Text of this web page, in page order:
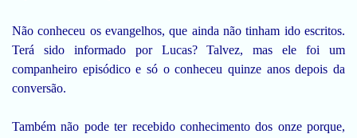
Não conheceu os evangelhos, que ainda não tinham ido escritos.
Terá sido informado por Lucas? Talvez, mas ele foi um
companheiro episódico e só o conheceu quinze anos depois da
conversão.
Também não pode ter recebido conhecimento dos onze porque,